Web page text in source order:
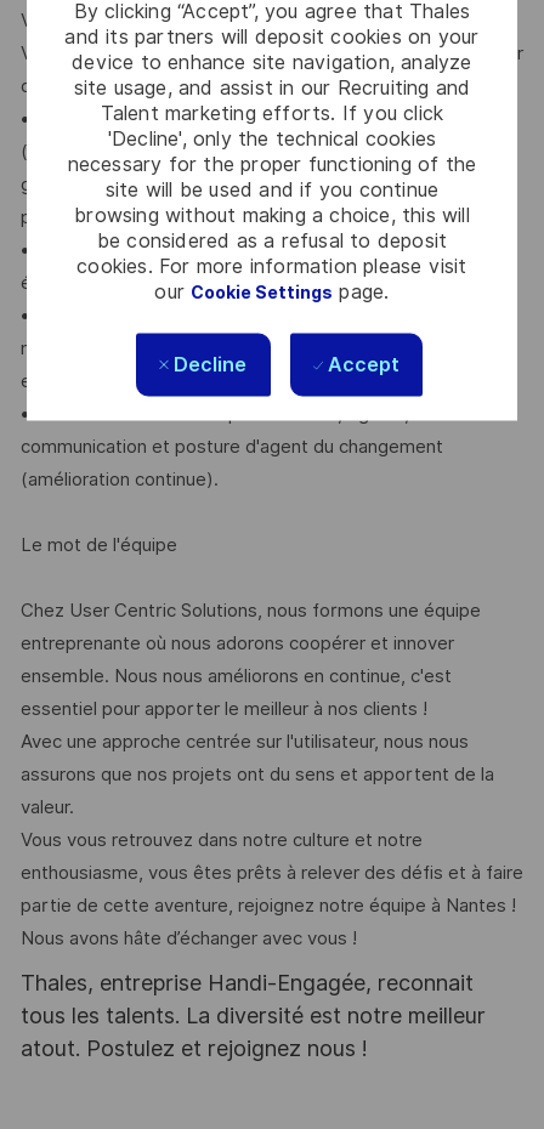
By clicking “Accept”, you agree that Thales
and its partners will deposit cookies on your
device to enhance site navigation, analyze
site usage, and assist in our Recruiting and
Talent marketing efforts. If you click
'Decline', only the technical cookies
necessary for the proper functioning of the
site will be used and if you continue
browsing without making a choice, this will
be considered as a refusal to deposit
cookies. For more information please visit
our Cookie Settings page.
Decline Accept
Votre profil
Vous avez une expérience confirmée en QA (idéalement sur
des systèmes financiers ou des applications critiques).
• Expertise QA : Maîtrise des méthodologies de test
(conception de plans de tests, matrices de traçabilité,
gestion des anomalies). Une certification ISTQB est un
plus.
• Environnement Technique : Capacité à évoluer dans un
écosystème Java / Spring Batch, Vue.JS, PostgreSQL.
• Esprit d'analyse : Aptitude à appréhender des règles
métiers denses et des conventions internationales
exigeantes.
• Soft Skills : Leadership collaboratif, rigueur, excellente
communication et posture d'agent du changement
(amélioration continue).
Le mot de l'équipe
Chez User Centric Solutions, nous formons une équipe
entreprenante où nous adorons coopérer et innover
ensemble. Nous nous améliorons en continue, c'est
essentiel pour apporter le meilleur à nos clients !
Avec une approche centrée sur l'utilisateur, nous nous
assurons que nos projets ont du sens et apportent de la
valeur.
Vous vous retrouvez dans notre culture et notre
enthousiasme, vous êtes prêts à relever des défis et à faire
partie de cette aventure, rejoignez notre équipe à Nantes !
Nous avons hâte d’échanger avec vous !
Thales, entreprise Handi-Engagée, reconnait
tous les talents. La diversité est notre meilleur
atout. Postulez et rejoignez nous !